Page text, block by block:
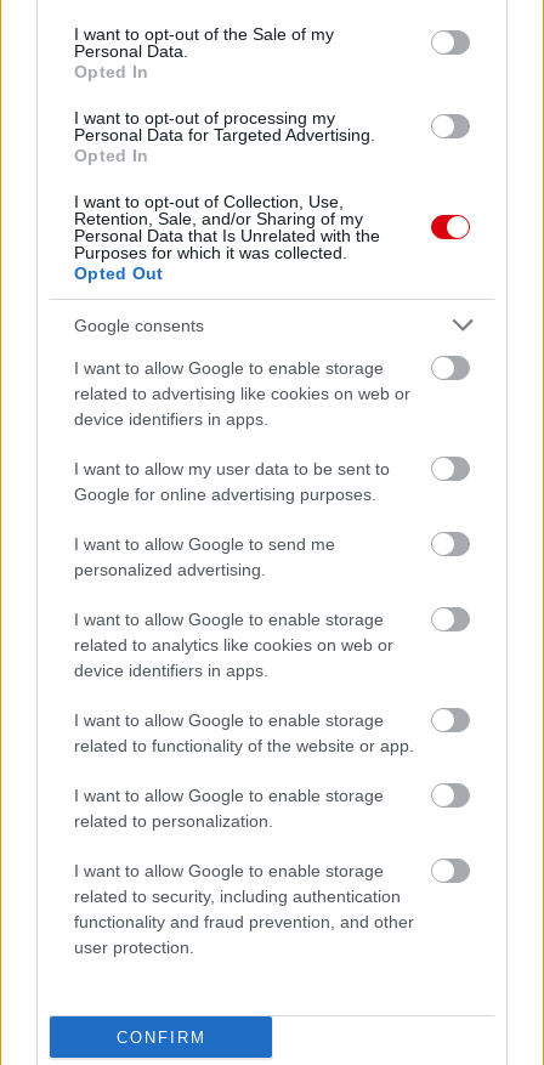
consent section.
I want to opt-out of the Sale of my
Personal Data.
Opted In
I want to opt-out of processing my
Personal Data for Targeted Advertising.
Opted In
I want to opt-out of Collection, Use,
Retention, Sale, and/or Sharing of my
Personal Data that Is Unrelated with the
Purposes for which it was collected.
Opted Out
Google consents
I want to allow Google to enable storage
related to advertising like cookies on web or
device identifiers in apps.
I want to allow my user data to be sent to
Google for online advertising purposes.
I want to allow Google to send me
personalized advertising.
I want to allow Google to enable storage
related to analytics like cookies on web or
device identifiers in apps.
I want to allow Google to enable storage
related to functionality of the website or app.
I want to allow Google to enable storage
related to personalization.
I want to allow Google to enable storage
related to security, including authentication
functionality and fraud prevention, and other
user protection.
CONFIRM
Meccs Center
Leeds UnitedvsManchester
United
Felkészülési szezon 5. mérkőzés
Croke Park, Dublin
3 nap 3 óra 7 perc 44 másodperc
AC MilanvsManchester United2026-08-15 18:00
Támogatás
Támogasd adományoddal
a ManUtdFanatics.hu működését!